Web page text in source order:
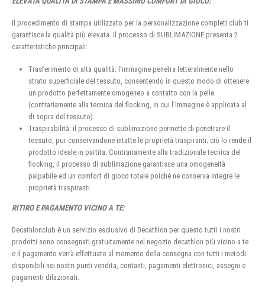
Il procedimento di stampa utilizzato per la personalizzazione completi club ti
garantisce la qualità più elevata. Il processo di SUBLIMAZIONE presenta 2
caratteristiche principali:
Trasferimento di alta qualità: l’immagine penetra letteralmente nello
strato superficiale del tessuto, consentendo in questo modo di ottenere
un prodotto perfettamente omogeneo a contatto con la pelle
(contrariamente alla tecnica del flocking, in cui l’immagine è applicata al
di sopra del tessuto).
Traspirabilità: il processo di sublimazione permette di penetrare il
tessuto, pur conservandone intatte le proprietà traspiranti; ciò lo rende il
prodotto ideale in partita. Contrariamente alla tradizionale tecnica del
flocking, il processo di sublimazione garantisce una omogeneità
palpabile ed un comfort di gioco totale poiché ne conserva integre le
proprietà traspiranti.
RITIRO E PAGAMENTO VICINO A TE:
Decathlonclub è un servizio esclusivo di Decathlon per questo tutti i nostri
prodotti sono consegnati gratuitamente nel negozio decathlon più vicino a te
e il pagamento verrà effettuato al momento della consegna con tutti i metodi
disponibili nei nostri punti vendita, contanti, pagamenti elettronici, assegni e
pagamenti dilazionati.